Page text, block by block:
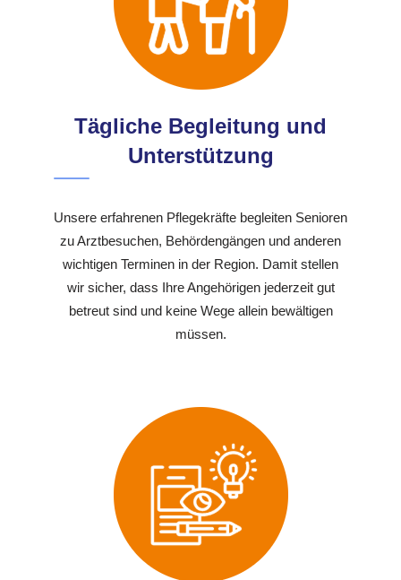
Tägliche Begleitung und
Unterstützung
Unsere erfahrenen Pflegekräfte begleiten Senioren
zu Arztbesuchen, Behördengängen und anderen
wichtigen Terminen in der Region. Damit stellen
wir sicher, dass Ihre Angehörigen jederzeit gut
betreut sind und keine Wege allein bewältigen
müssen.